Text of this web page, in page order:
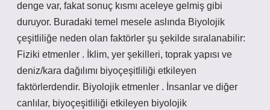
denge var, fakat sonuç kısmı aceleye gelmiş gibi
duruyor. Buradaki temel mesele aslında Biyolojik
çeşitliliğe neden olan faktörler şu şekilde sıralanabilir:
Fiziki etmenler . İklim, yer şekilleri, toprak yapısı ve
deniz/kara dağılımı biyoçeşitliliği etkileyen
faktörlerdendir. Biyolojik etmenler . İnsanlar ve diğer
canlılar, biyoçeşitliliği etkileyen biyolojik